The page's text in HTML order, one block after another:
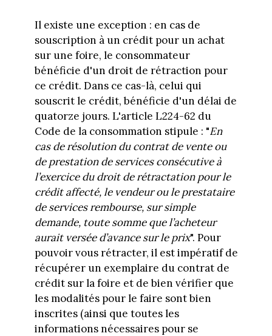
Il existe une exception : en cas de
souscription à un crédit pour un achat
sur une foire, le consommateur
bénéficie d'un droit de rétraction pour
ce crédit. Dans ce cas-là, celui qui
souscrit le crédit, bénéficie d'un délai de
quatorze jours. L'article L224-62 du
Code de la consommation stipule : "En
cas de résolution du contrat de vente ou
de prestation de services consécutive à
l’exercice du droit de rétractation pour le
crédit affecté, le vendeur ou le prestataire
de services rembourse, sur simple
demande, toute somme que l’acheteur
aurait versée d’avance sur le prix". Pour
pouvoir vous rétracter, il est impératif de
récupérer un exemplaire du contrat de
crédit sur la foire et de bien vérifier que
les modalités pour le faire sont bien
inscrites (ainsi que toutes les
informations nécessaires pour se